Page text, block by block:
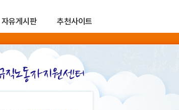
자유게시판 추천사이트